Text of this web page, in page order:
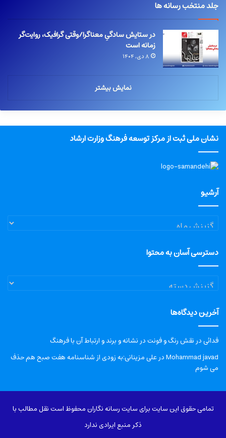
جلد منتخب رسانه ها
در ستایش سادگیِ معناگرا/وقتی گرافیک، روایت‌گر
زمانه است
۸ دی, ۱۴۰۴
نمایش بیشتر
نشان ملی ثبت از مرکز توسعه فرهنگ وزارت ارشاد
آرشیو
آرشیو
دسترسی آسان به محتوا
دسترسی
آسان
محتوا
آخرین دیدگاه‌ها
فدائیدرنقش رنگ و فونت در نشانه و برند و ارتباط آن با فرهنگ
Mohammad javadدرعلی مزینانی:به زودی از شناسنامه هفت صبح هم حذف
می شوم
تمامی حقوق این سایت برای سایت رسانه نگاران محفوظ است نقل مطالب با
ذکر منبع ایرادی ندارد